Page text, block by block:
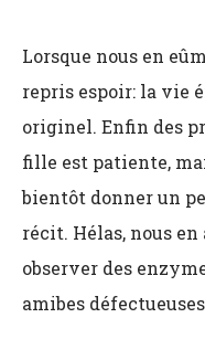
Lorsque nous en
repris espoir: la vie
originel. Enfin des
fille est patiente,
bientôt donner un
récit. Hélas, nous
observer des
amibes